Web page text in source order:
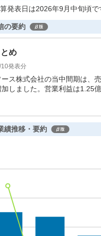
発表日は2026年9月中旬頃で
の要約
とめ
10発表分
ース株式会社の当中間期は、
しました。営業利益は1.25
す。しかし、通期では戦略的
績推移・要約